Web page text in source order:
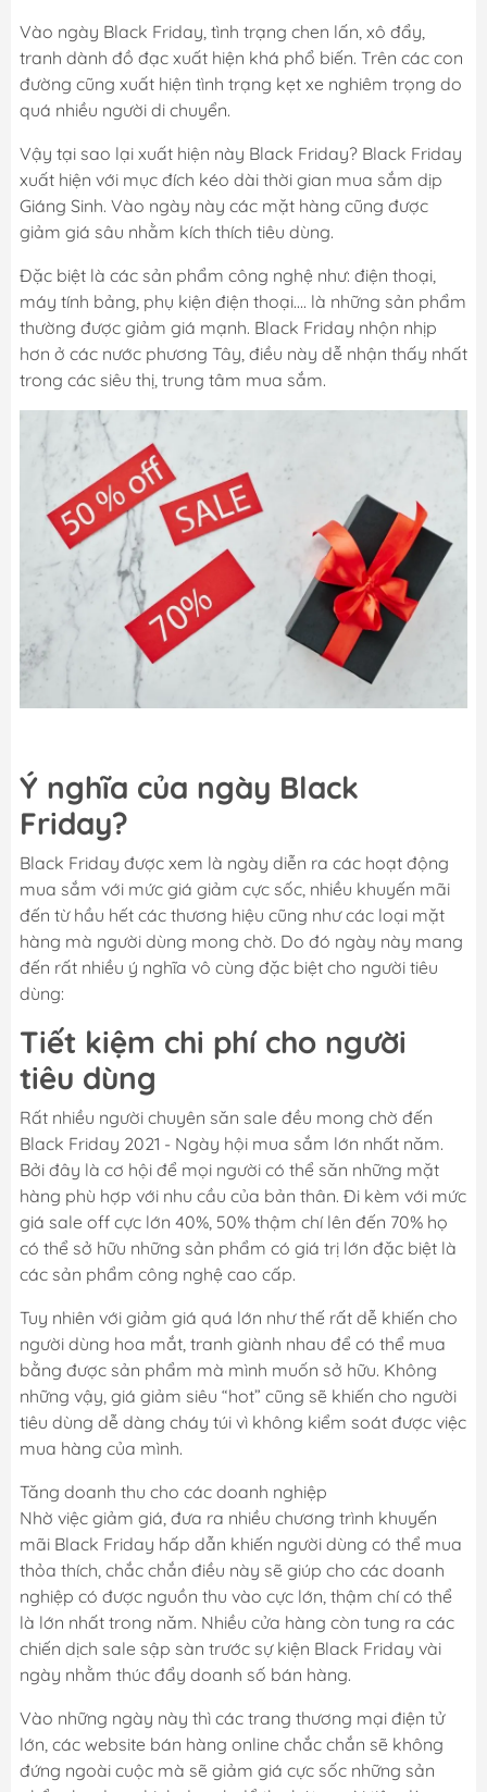
Vào ngày Black Friday, tình trạng chen lấn, xô đẩy,
tranh dành đồ đạc xuất hiện khá phổ biến. Trên các con
đường cũng xuất hiện tình trạng kẹt xe nghiêm trọng do
quá nhiều người di chuyển.
Vậy tại sao lại xuất hiện này Black Friday? Black Friday
xuất hiện với mục đích kéo dài thời gian mua sắm dịp
Giáng Sinh. Vào ngày này các mặt hàng cũng được
giảm giá sâu nhằm kích thích tiêu dùng.
Đặc biệt là các sản phẩm công nghệ như: điện thoại,
máy tính bảng, phụ kiện điện thoại…. là những sản phẩm
thường được giảm giá mạnh. Black Friday nhộn nhịp
hơn ở các nước phương Tây, điều này dễ nhận thấy nhất
trong các siêu thị, trung tâm mua sắm.
Ý nghĩa của ngày Black
Friday?
Black Friday được xem là ngày diễn ra các hoạt động
mua sắm với mức giá giảm cực sốc, nhiều khuyến mãi
đến từ hầu hết các thương hiệu cũng như các loại mặt
hàng mà người dùng mong chờ. Do đó ngày này mang
đến rất nhiều ý nghĩa vô cùng đặc biệt cho người tiêu
dùng:
Tiết kiệm chi phí cho người
tiêu dùng
Rất nhiều người chuyên săn sale đều mong chờ đến
Black Friday 2021 - Ngày hội mua sắm lớn nhất năm.
Bởi đây là cơ hội để mọi người có thể săn những mặt
hàng phù hợp với nhu cầu của bản thân. Đi kèm với mức
giá sale off cực lớn 40%, 50% thậm chí lên đến 70% họ
có thể sở hữu những sản phẩm có giá trị lớn đặc biệt là
các sản phẩm công nghệ cao cấp.
Tuy nhiên với giảm giá quá lớn như thế rất dễ khiến cho
người dùng hoa mắt, tranh giành nhau để có thể mua
bằng được sản phẩm mà mình muốn sở hữu. Không
những vậy, giá giảm siêu “hot” cũng sẽ khiến cho người
tiêu dùng dễ dàng cháy túi vì không kiểm soát được việc
mua hàng của mình.
Tăng doanh thu cho các doanh nghiệp
Nhờ việc giảm giá, đưa ra nhiều chương trình khuyến
mãi Black Friday hấp dẫn khiến người dùng có thể mua
thỏa thích, chắc chắn điều này sẽ giúp cho các doanh
nghiệp có được nguồn thu vào cực lớn, thậm chí có thể
là lớn nhất trong năm. Nhiều cửa hàng còn tung ra các
chiến dịch sale sập sàn trước sự kiện Black Friday vài
ngày nhằm thúc đẩy doanh số bán hàng.
Vào những ngày này thì các trang thương mại điện tử
lớn, các website bán hàng online chắc chắn sẽ không
đứng ngoài cuộc mà sẽ giảm giá cực sốc những sản